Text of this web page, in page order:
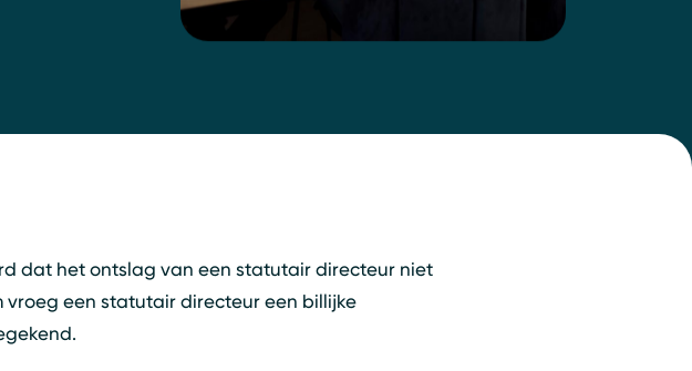
dat het ontslag van een statutair directeur niet
vroeg een statutair directeur een billijke